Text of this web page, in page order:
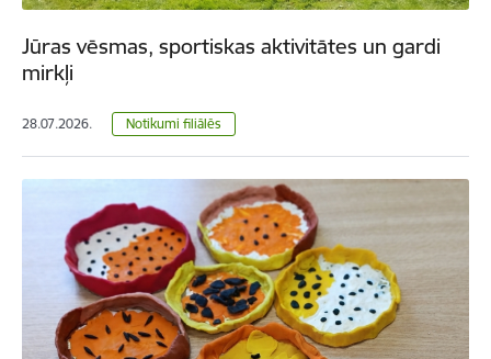
Jūras vēsmas, sportiskas aktivitātes un gardi
mirkļi
28.07.2026. Notikumi filiālēs